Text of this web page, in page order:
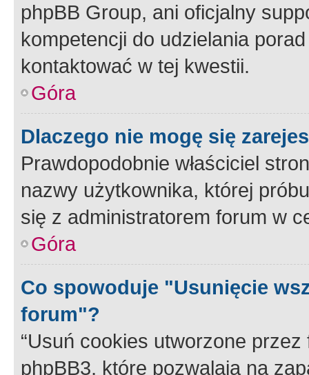
phpBB Group, ani oficjalny
kompetencji do udzielania
kontaktować w tej kwestii.
Góra
Dlaczego nie mogę się
Prawdopodobnie właściciel
nazwy użytkownika, której
się z administratorem forum w
Góra
Co spowoduje "Usunięcie
forum"?
“Usuń cookies utworzone
phpBB3, które pozwalają na